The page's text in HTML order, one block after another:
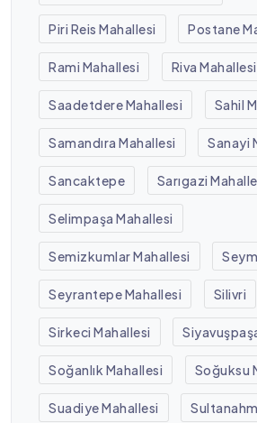
Piri Reis Mahallesi Postane
Rami Mahallesi Riva Mahallesi
Saadetdere Mahallesi Sahil
Samandıra Mahallesi Sanayi
Sancaktepe Sarıgazi
Selimpaşa Mahallesi
Semizkumlar Mahallesi
Seyrantepe Mahallesi Silivri
Sirkeci Mahallesi
Soğanlık Mahallesi Soğuksu
Suadiye Mahallesi